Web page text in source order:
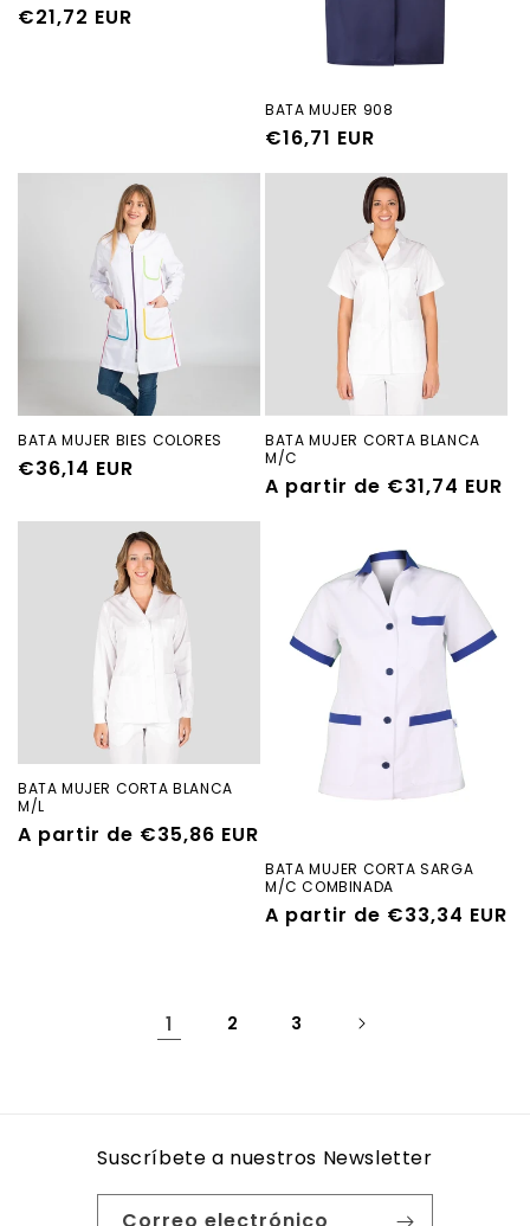
Precio
€21,72 EUR
BATA MUJER 908
Precio
habitual
€16,71 EUR
BATA MUJER BIES COLORES
Precio
€36,14 EUR
BATA MUJER CORTA BLANCA
M/C
Precio
A partir de €31,74 EUR
BATA MUJER CORTA BLANCA
M/L
Precio
A partir de €35,86 EUR
BATA MUJER CORTA SARGA
M/C COMBINADA
Precio
A partir de €33,34 EUR
1 2 3
Suscríbete a nuestros Newsletter